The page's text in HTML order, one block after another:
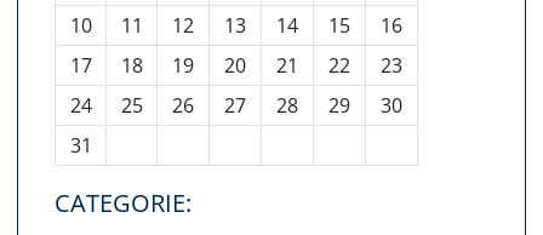
10
11 12 13 14 15
16
17
18 19 20 21 22
23
24
25 26 27 28 29
30
31
CATEGORIE: